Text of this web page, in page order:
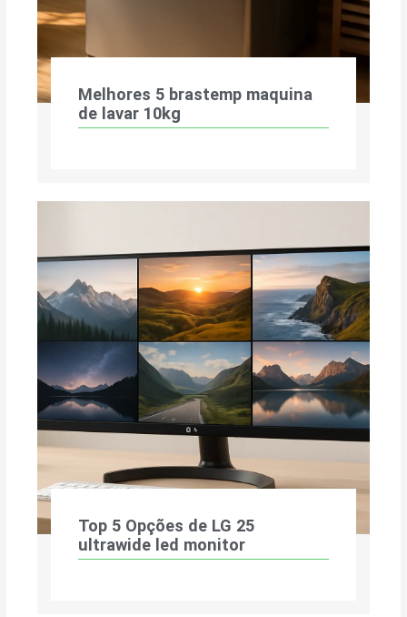
Melhores 5 brastemp maquina
de lavar 10kg
Top 5 Opções de LG 25
ultrawide led monitor